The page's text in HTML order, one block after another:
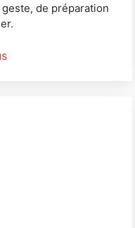
de préparation
Athlétique est le
compétents qui
de haut niveau et